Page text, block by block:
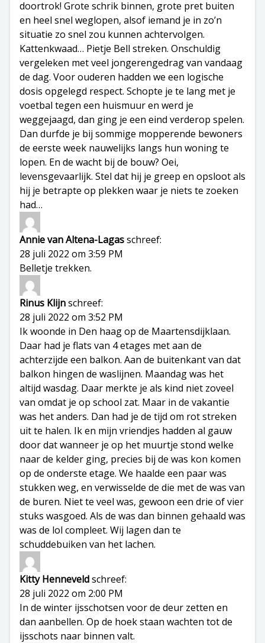
doortrok! Grote schrik binnen, grote pret buiten
en heel snel weglopen, alsof iemand je in zo’n
situatie zo snel zou kunnen achtervolgen.
Kattenkwaad… Pietje Bell streken. Onschuldig
vergeleken met veel jongerengedrag van vandaag
de dag. Voor ouderen hadden we een logische
dosis opgelegd respect. Schopte je te lang met je
voetbal tegen een huismuur en werd je
weggejaagd, dan ging je een eind verderop spelen.
Dan durfde je bij sommige mopperende bewoners
de eerste week nauwelijks langs hun woning te
lopen. En de wacht bij de bouw? Oei,
levensgevaarlijk. Stel dat hij je greep en opsloot als
hij je betrapte op plekken waar je niets te zoeken
had…
Annie van Altena-Lagasschreef:
28 juli 2022 om 3:59 PM
Belletje trekken.
Rinus Klijnschreef:
28 juli 2022 om 3:52 PM
Ik woonde in Den haag op de Maartensdijklaan.
Daar had je flats van 4 etages met aan de
achterzijde een balkon. Aan de buitenkant van dat
balkon hingen de waslijnen. Maandag was het
altijd wasdag. Daar merkte je als kind niet zoveel
van omdat je op school zat. Maar in de vakantie
was het anders. Dan had je de tijd om rot streken
uit te halen. Ik en mijn vriendjes hadden al gauw
door dat wanneer je op het muurtje stond welke
naar de kelder ging, precies bij de was kon komen
op de onderste etage. We haalde een paar was
stukken weg, en verwisselde de die met de was van
de buren. Niet te veel was, gewoon een drie of vier
stuks wasgoed. Als de was dan binnen gehaald was
was de lol compleet. Wij lagen dan te
schuddebuiken van het lachen.
Kitty Henneveldschreef:
28 juli 2022 om 2:00 PM
In de winter ijsschotsen voor de deur zetten en
dan aanbellen. Op de hoek staan wachten tot de
ijsschots naar binnen valt.